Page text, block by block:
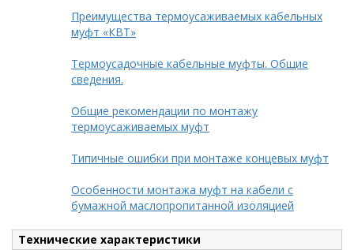
Преимущества термоусаживаемых кабельных
муфт «КВТ»
Термоусадочные кабельные муфты. Общие
сведения.
Общие рекомендации по монтажу
термоусаживаемых муфт
Типичные ошибки при монтаже концевых муфт
Особенности монтажа муфт на кабели с
бумажной маслопропитанной изоляцией
Технические характеристики